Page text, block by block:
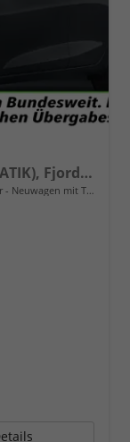
Basis 1.5 eTSI 150PS DSG (AUTOMATIK), Fjord-Blau, 18" Alu Garbi, Sitzheizung, M-Lederlenkrad beheizt, Parksensoren vorne und hinten, Adaptiver Tempomat, 3-Zonen-Climatronic, Radio 12,9" + Full Link (Navi-Funktion über Smartphone), Elektr. Heckklappe
Neuwagen mit Tageszulassung